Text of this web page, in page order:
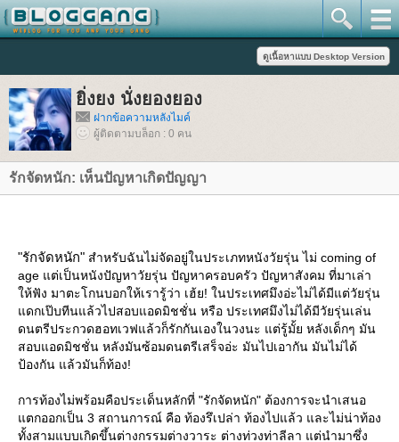
ิ่งยง นั่งยองยอง
ฝากข้อความหลังไมค์
ผู้ติดตามบล็อก : 0 คน
รักจัดหนัก: เห็นปัญหาเกิดปัญญา
"รักจัดหนัก" สำหรับฉันไม่จัดอยู่ในประเภทหนังวัยรุ่น ไม่ coming of
age แต่เป็นหนังปัญหาวัยรุ่น ปัญหาครอบครัว ปัญหาสังคม ที่มาเล่า
ห้ฟัง มาตะโกนบอกให้เรารู้ว่า เฮ้ย! ในประเทศมึงอ่ะไม่ได้มีแต่วัยรุ่น
ดกเป๊บทีนแล้วไปสอบแอดมิชชั่น หรือ ประเทศมึงไม่ได้มีวัยรุ่นเล่น
ดนตรีประกวดฮอทเวฟแล้วก็รักกันเองในวงนะ แต่รู้มั้ย หลังเด็กๆ มัน
สอบแอดมิชชั่น หลังมันซ้อมดนตรีเสร็จอ่ะ มันไปเอากัน มันไม่ได้
ป้องกัน แล้วมันก็ท้อง!
การท้องไม่พร้อมคือประเด็นหลักที่ "รักจัดหนัก" ต้องการจะนำเสนอ
ตกออกเป็น 3 สถานการณ์ คือ ท้องรึเปล่า ท้องไปแล้ว และไม่น่าท้อง
ทั้งสามแบบเกิดขึ้นต่างกรรมต่างวาระ ต่างท่วงท่าลีลา แต่นำมาซึ่ง